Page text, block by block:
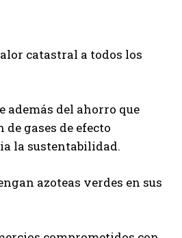
catastral a todos los
además del ahorro que
gases de efecto
la sustentabilidad.
azoteas verdes en sus